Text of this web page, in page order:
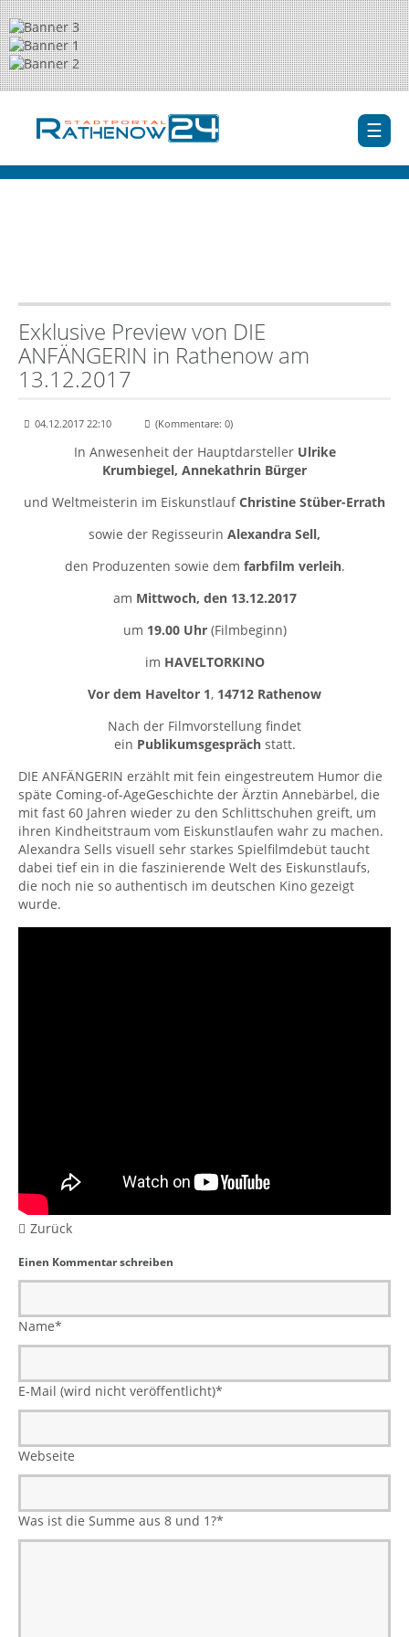
Exklusive Preview von DIE
ANFÄNGERIN in Rathenow am
13.12.2017
04.12.2017 22:10 (Kommentare: 0)
In Anwesenheit der Hauptdarsteller Ulrike
Krumbiegel, Annekathrin Bürger
und Weltmeisterin im EiskunstlaufChristine Stüber-Errath
sowie der Regisseurin Alexandra Sell,
den Produzenten sowie dem farbfilm verleih.
am Mittwoch, den 13.12.2017
um 19.00 Uhr (Filmbeginn)
im HAVELTORKINO
Vor dem Haveltor 1, 14712 Rathenow
Nach der Filmvorstellung findet
ein Publikumsgesprächstatt.
DIE ANFÄNGERIN erzählt mit fein eingestreutem Humor die
späte Coming-of-AgeGeschichte der Ärztin Annebärbel, die
mit fast 60 Jahren wieder zu den Schlittschuhen greift, um
ihren Kindheitstraum vom Eiskunstlaufen wahr zu machen.
Alexandra Sells visuell sehr starkes Spielfilmdebüt taucht
dabei tief ein in die faszinierende Welt des Eiskunstlaufs,
die noch nie so authentisch im deutschen Kino gezeigt
wurde.
Zurück
Einen Kommentar schreiben
Name*
E-Mail (wird nicht veröffentlicht)*
Webseite
Was ist die Summe aus 8 und 1?*